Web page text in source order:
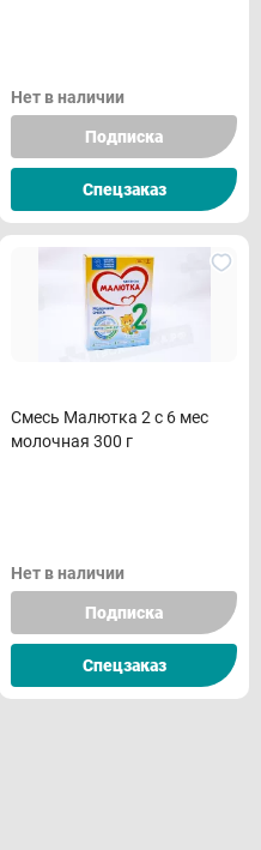
Нет в наличии
Подписка
Спецзаказ
Смесь Малютка 2 с 6 мес
молочная 300 г
Нет в наличии
Подписка
Спецзаказ